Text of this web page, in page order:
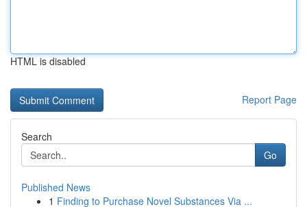
HTML is disabled
Report Page
Search
Go
Published News
1 Finding to Purchase Novel Substances Via ...